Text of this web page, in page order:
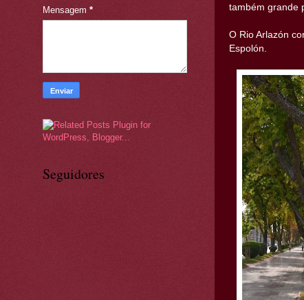
também grande
O Rio Arlazón
Espolón.
Mensagem *
Seguidores